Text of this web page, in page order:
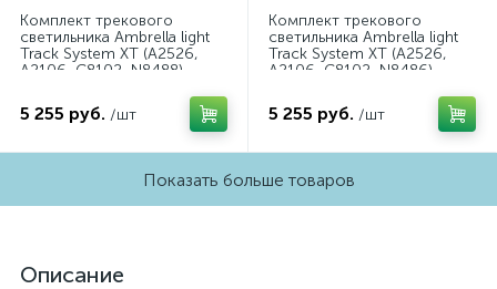
Комплект трекового
светильника Ambrella light
Track System XT (A2526,
A2106, C8102, N8488)
5 255 руб. /шт
Комплект трекового
светильника Ambrella light
Track System XT (A2526,
A2106, C8102, N8486)
5 255 руб. /шт
Показать больше товаров
Описание